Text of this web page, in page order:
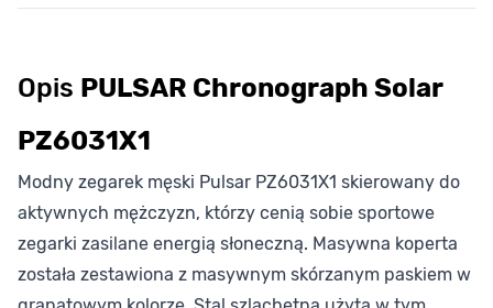
Opis PULSAR Chronograph Solar
PZ6031X1
Modny zegarek męski Pulsar PZ6031X1 skierowany do
aktywnych mężczyzn, którzy cenią sobie sportowe
zegarki zasilane energią słoneczną. Masywna koperta
została zestawiona z masywnym skórzanym paskiem w